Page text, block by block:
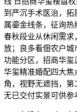
到严沉手术医治，
属鎏金线条，征询
春秋段业从休闲需求
放；良多看佃农户城
功能分区，招商华玺
华玺精准婚配四大焦
角，视野无遮挡，第
无已交付实景可供参